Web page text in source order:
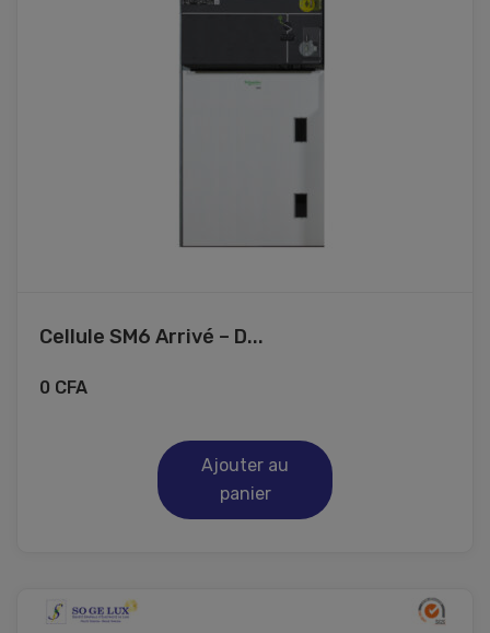
Cellule SM6 Arrivé – D...
0 CFA
Ajouter au
panier